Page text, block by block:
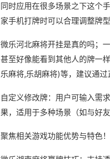
同时应用在很多场景之下这个
家手机打牌时可以合理调整牌
微乐河北麻将开挂是真的吗；
甚至好像能看到其他人的牌一
乐麻将,乐胡麻将)等，建议通过
自定义修改牌：用户可输入需
果，适用于多种场景（如与好
聚焦相关游戏功能优势与特色！